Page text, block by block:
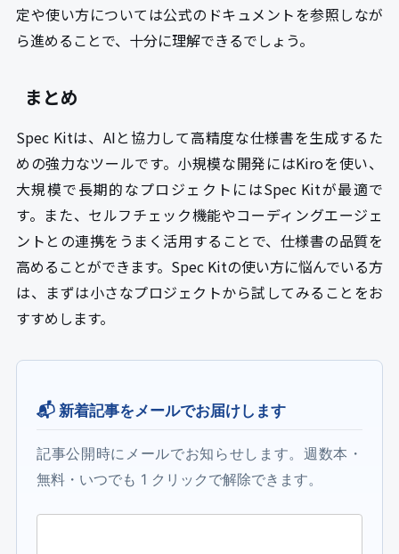
定や使い方については公式のドキュメントを参照しなが
ら進めることで、十分に理解できるでしょう。
まとめ
Spec Kitは、AIと協力して高精度な仕様書を生成するた
めの強力なツールです。小規模な開発にはKiroを使い、
大規模で長期的なプロジェクトにはSpec Kitが最適で
す。また、セルフチェック機能やコーディングエージェ
ントとの連携をうまく活用することで、仕様書の品質を
高めることができます。Spec Kitの使い方に悩んでいる方
は、まずは小さなプロジェクトから試してみることをお
すすめします。
📬 新着記事をメールでお届けします
記事公開時にメールでお知らせします。週数本・
無料・いつでも 1 クリックで解除できます。